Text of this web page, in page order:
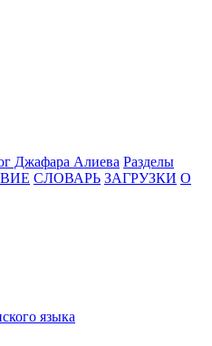
Джафара Алиева Разделы
СЛОВАРЬ ЗАГРУЗКИ О
языка